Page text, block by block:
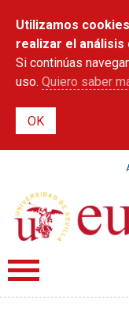
Utilizamos
realizar el análisis
Si continúas
uso. Quiero saber